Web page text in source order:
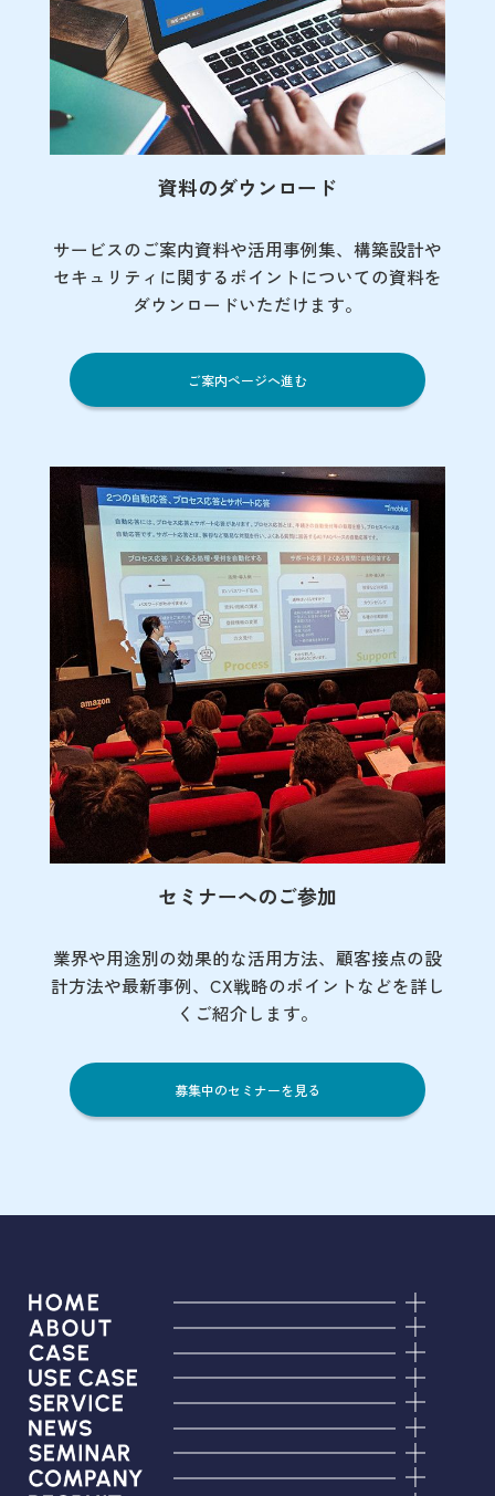
資料のダウンロード
サービスのご案内資料や活用事例集、 構築設計や
セキュリティに関するポイントについての資料を
ダウンロードいただけます。
ご案内ページへ進む
セミナーへのご参加
業界や用途別の効果的な活用方法、顧客接点の設
計方法や最新事例、CX戦略のポイントなどを詳し
くご紹介します。
募集中のセミナーを見る